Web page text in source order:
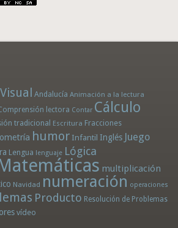
Andalucía Animación a la lectura
lectora Contar Cálculo
tradicional Escritura Fracciones
humor Infantil Inglés Juego
Lengua lenguaje Lógica
multiplicación
Navidad numeración operaciones
Producto Resolución de Problemas
vídeo